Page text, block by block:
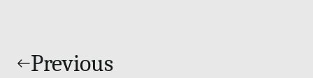
wpisu
Previous